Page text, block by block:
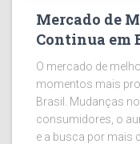
Mercado de
Continua em
O mercado de
momentos mais
Brasil. Mudanças
consumidores, o
e a busca por mais